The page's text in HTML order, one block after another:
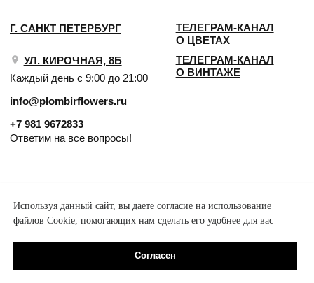
Используя данный сайт, вы даете согласие на использование
файлов Cookie, помогающих нам сделать его удобнее для вас
Согласен